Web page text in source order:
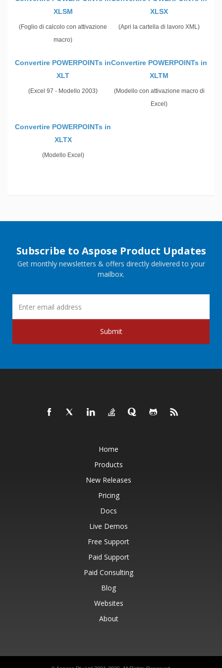
XLSM
(Foglio di calcolo con attivazione
macro)
XLSX
(Apri la cartella di lavoro XML)
Convertire POWERPOINTs in
XLT
(Excel 97 - Modello 2003)
Convertire POWERPOINTs in
XLTM
(Modello con attivazione macro di
Excel)
Convertire POWERPOINTs in
XLTX
(Modello Excel)
Subscribe to Aspose Product Updates
Get monthly newsletters & offers directly delivered to your
mailbox.
Submit
Home
Products
New Releases
Pricing
Docs
Live Demos
Free Support
Paid Support
Paid Consulting
Blog
Websites
About